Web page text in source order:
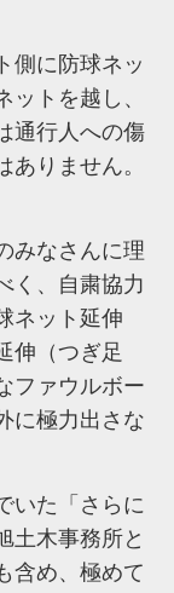
側に防球ネッ
ットを越し、
通行人への傷
りません。
みなさんに理
く、自粛協力
ネット延伸
伸（つぎ足
ファウルボー
に極力出さな
いた「さらに
土木事務所と
含め、極めて